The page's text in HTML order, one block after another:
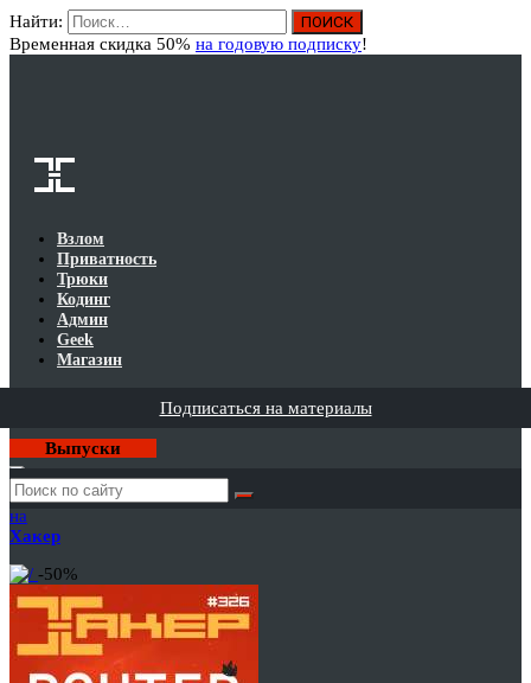
Найти:
Временная скидка 50% на годовую подписку!
Взлом
Приватность
Трюки
Кодинг
Админ
Geek
Магазин
Подписаться на материалы
Выпуски
Годовая
подписка
на
Хакер
-50%